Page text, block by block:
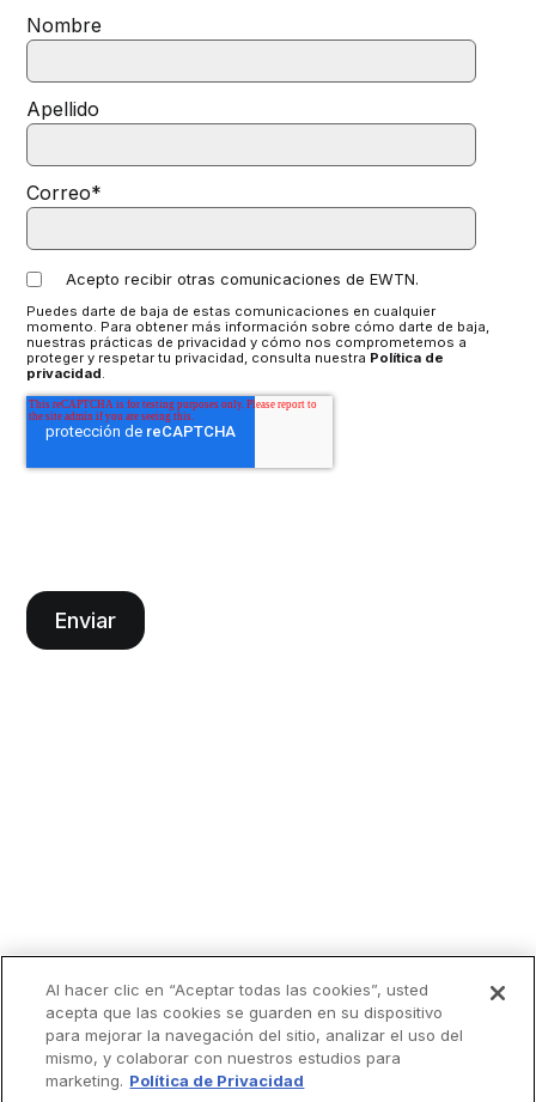
Nombre
Apellido
Correo*
Acepto recibir otras comunicaciones de EWTN.
Puedes darte de baja de estas comunicaciones en cualquier
momento. Para obtener más información sobre cómo darte de baja,
nuestras prácticas de privacidad y cómo nos comprometemos a
proteger y respetar tu privacidad, consulta nuestra Política de
privacidad.
Al hacer clic en “Aceptar todas las cookies”, usted
acepta que las cookies se guarden en su dispositivo
para mejorar la navegación del sitio, analizar el uso del
mismo, y colaborar con nuestros estudios para
marketing. Política de Privacidad